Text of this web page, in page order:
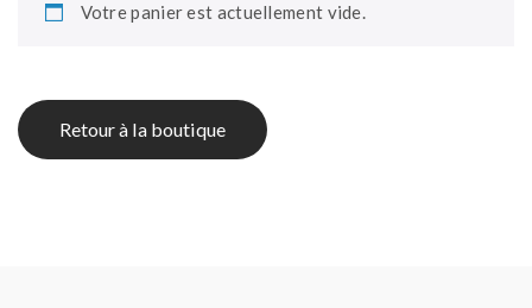
Votre panier est actuellement vide.
Retour à la boutique